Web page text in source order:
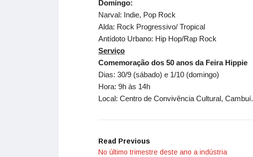
Domingo:
Narval: Indie, Pop Rock
Alda: Rock Progressivo/ Tropical
Antídoto Urbano: Hip Hop/Rap Rock
Serviço
Comemoração dos 50 anos da Feira Hippie
Dias: 30/9 (sábado) e 1/10 (domingo)
Hora: 9h às 14h
Local: Centro de Convivência Cultural, Cambuí.
Read Previous
No último trimestre deste ano a indústria